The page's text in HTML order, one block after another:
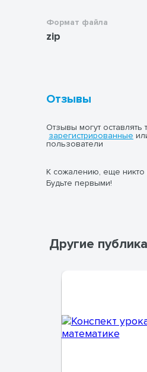
Формат файла
zip
Отзывы
Отзывы могут оставлять
зарегистрированные
пользователи
К сожалению, еще никто
Будьте первыми!
Другие